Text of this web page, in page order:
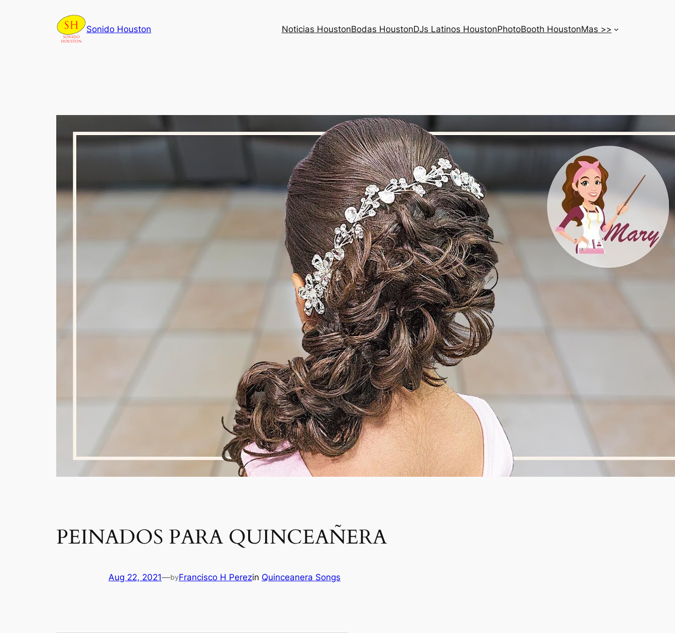
Sonido Houston Noticias HoustonBodas HoustonDJs Latinos HoustonPhotoBooth HoustonMas >>
PEINADOS PARA QUINCEAÑERA
Aug 22, 2021—byFrancisco H Perezin Quinceanera Songs